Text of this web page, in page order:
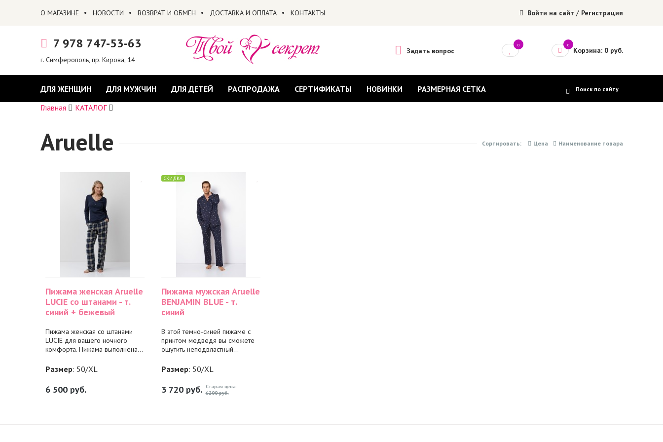
Войти на сайт / Регистрация
О МАГАЗИНЕ НОВОСТИ ВОЗВРАТ И ОБМЕН ДОСТАВКА И ОПЛАТА КОНТАКТЫ
7 978 747-53-63
г. Симферополь, пр. Кирова, 14
Задать вопрос
0 0
Корзина: 0 руб.
ДЛЯ ЖЕНЩИН ДЛЯ МУЖЧИН ДЛЯ ДЕТЕЙ РАСПРОДАЖА СЕРТИФИКАТЫ НОВИНКИ
РАЗМЕРНАЯ СЕТКА
Главная
КАТАЛОГ
Aruelle Сортировать: Цена Наименование товара
Пижама женская Aruelle
LUCIE со штанами - т.
синий + бежевый
Пижама женская со штанами
LUCIE для вашего ночного
комфорта. Пижама выполнена...
Размер: 50/XL
6 500руб.
СКИДКА
Пижама мужская Aruelle
BENJAMIN BLUE - т.
синий
В этой темно-синей пижаме с
принтом медведя вы сможете
ощутить неподвластный...
Размер: 50/XL
3 720руб. Старая цена:
6200 руб.